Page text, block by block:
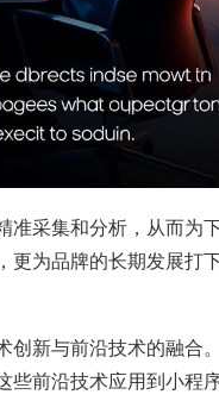
采集和分析，从而为
为品牌的长期发展打
新与前沿技术的融合
前沿技术应用到小程